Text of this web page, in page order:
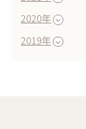
2020年
2019年